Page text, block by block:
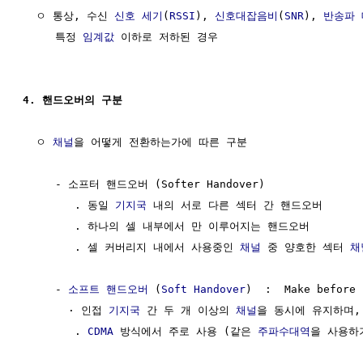
  ㅇ 통상, 수신
신호 세기 (RSSI ), 신호대잡음비 ( SNR), 반송파
     특정
임계값 이하로 저하된 경우
4. 핸드오버의 구분
  ㅇ
채널 을 어떻게 전환하는가에 따른 구분
     - 소프터 핸드오버 (Softer Handover)
        . 동일
기지국 내의 서로 다른 섹터 간 핸드오버
        . 하나의 셀 내부에서 만 이루어지는 핸드오버
        . 셀 커버리지 내에서 사용중인
채널 중 양호한 섹터 채
     -
소프트 핸드오버 ( Soft Handover)  :  Make before
       · 인접
기지국 간 두 개 이상의 채널 을 동시에 유지하
        .
CDMA 방식에서 주로 사용 (같은 주파수대역 을 사용